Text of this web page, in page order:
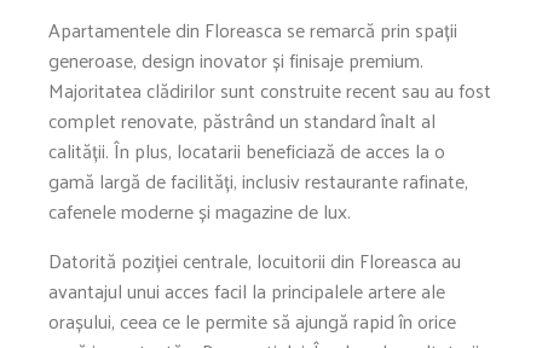
Apartamentele din Floreasca se remarcă prin spații
generoase, design inovator și finisaje premium.
Majoritatea clădirilor sunt construite recent sau au fost
complet renovate, păstrând un standard înalt al
calității. În plus, locatarii beneficiază de acces la o
gamă largă de facilități, inclusiv restaurante rafinate,
cafenele moderne și magazine de lux.
Datorită poziției centrale, locuitorii din Floreasca au
avantajul unui acces facil la principalele artere ale
orașului, ceea ce le permite să ajungă rapid în orice